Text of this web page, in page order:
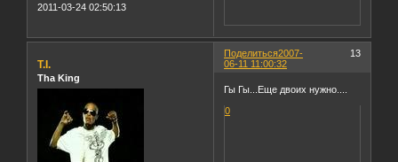
2011-03-24 02:50:13
Поделиться 13
2007-
06-11 11:00:32
T.I.
Tha King
Гы Гы...Еще двоих нужно....
0